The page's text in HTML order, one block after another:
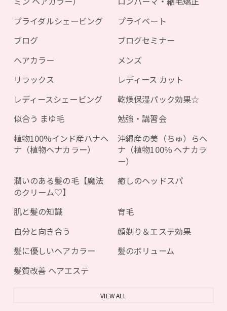
ブライダルシェービング
プライベート
ブログ
ブログセミナー
ヘアカラー
メンズ
リラックス
レディース カット
レディースシェービング
乾燥保湿パック効果☆
似合う まゆ毛
勉強・講習会
植物100%インド産ハナヘ
ナ（植物ヘナカラー）
沖縄産の美（ちゅ）らヘ
ナ（植物100％ ヘナカラ
ー）
潤いのある髪の毛【魔法
のクリーム♡】
癒しのヘッドスパ
肌と髪の知識
育毛
自分と向き合う
顔剃り＆エステ効果
髪に優しいヘアカラー
髪のボリューム
髪質改善 ヘアエステ
VIEW ALL